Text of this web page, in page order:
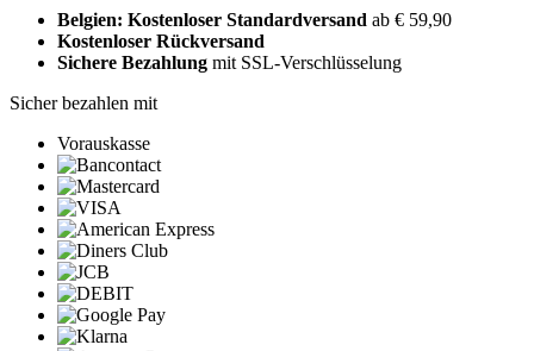
Belgien: Kostenloser Standardversand ab € 59,90
Kostenloser Rückversand
Sichere Bezahlung mit SSL-Verschlüsselung
Sicher bezahlen mit
Vorauskasse